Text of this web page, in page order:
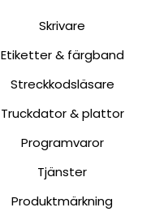
Skrivare
Etiketter & färgband
Streckkodsläsare
Truckdator & plattor
Programvaror
Tjänster
Produktmärkning